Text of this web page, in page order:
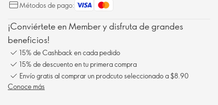
Métodos de pago:
¡Conviértete en Member y disfruta de grandes
beneficios!
15% de Cashback en cada pedido
15% de descuento en tu primera compra
Envío gratis al comprar un prodcuto seleccionado a $8.90
Conoce más